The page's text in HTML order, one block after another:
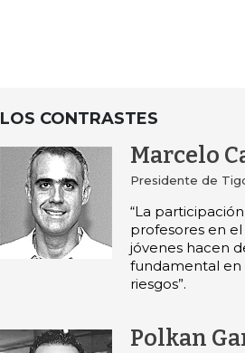
LOS CONTRASTES
Marcelo
Presidente de
“La
profesores en
jóvenes hacen
fundamental en
riesgos”.
Polkan